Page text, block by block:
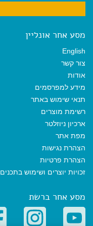
מסע אחר אונליין
English
צור קשר
אודות
מידע למפרסמים
תנאי שימוש באתר
רשימת מוצרים
ארכיון ניוזלטר
מפת אתר
הצהרת נגישות
הצהרת פרטיות
זכויות יוצרים ושימוש בתכנים
מסע אחר ברשת